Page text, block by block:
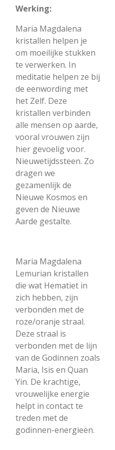
Werking:
Maria Magdalena
kristallen helpen je
om moeilijke stukken
te verwerken. In
meditatie helpen ze bij
de eenwording met
het Zelf. Deze
kristallen verbinden
alle mensen op aarde,
vooral vrouwen zijn
hier gevoelig voor.
Nieuwetijdssteen. Zo
dragen we
gezamenlijk de
Nieuwe Kosmos en
geven de Nieuwe
Aarde gestalte.
Maria Magdalena
Lemurian kristallen
die wat Hematiet in
zich hebben, zijn
verbonden met de
roze/oranje straal.
Deze straal is
verbonden met de lijn
van de Godinnen zoals
Maria, Isis en Quan
Yin. De krachtige,
vrouwelijke energie
helpt in contact te
treden met de
godinnen-energieën.